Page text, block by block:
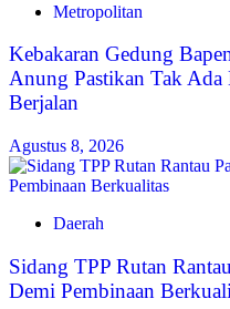
Metropolitan
Kebakaran Gedung
Anung Pastikan Tak Ada
Berjalan
Agustus 8, 2026
Daerah
Sidang TPP Rutan
Demi Pembinaan